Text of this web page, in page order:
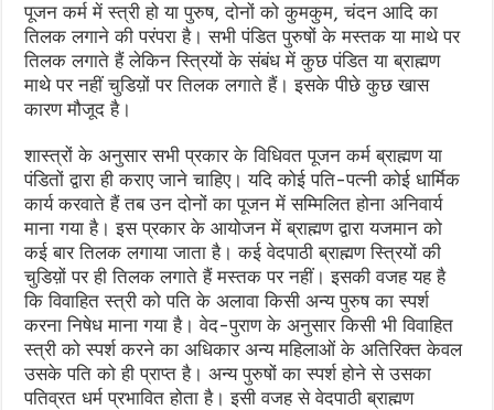
पूजन कर्म में स्त्री हो या पुरुष, दोनों को कुमकुम, चंदन आदि का
तिलक लगाने की परंपरा है। सभी पंडित पुरुषों के मस्तक या माथे पर
तिलक लगाते हैं लेकिन स्त्रियों के संबंध में कुछ पंडित या ब्राह्मण
माथे पर नहीं चुडिय़ों पर तिलक लगाते हैं। इसके पीछे कुछ खास
कारण मौजूद है।
शास्त्रों के अनुसार सभी प्रकार के विधिवत पूजन कर्म ब्राह्मण या
पंडितों द्वारा ही कराए जाने चाहिए। यदि कोई पति-पत्नी कोई धार्मिक
कार्य करवाते हैं तब उन दोनों का पूजन में सम्मिलित होना अनिवार्य
माना गया है। इस प्रकार के आयोजन में ब्राह्मण द्वारा यजमान को
कई बार तिलक लगाया जाता है। कई वेदपाठी ब्राह्मण स्त्रियों की
चुडिय़ों पर ही तिलक लगाते हैं मस्तक पर नहीं। इसकी वजह यह है
कि विवाहित स्त्री को पति के अलावा किसी अन्य पुरुष का स्पर्श
करना निषेध माना गया है। वेद-पुराण के अनुसार किसी भी विवाहित
स्त्री को स्पर्श करने का अधिकार अन्य महिलाओं के अतिरिक्त केवल
उसके पति को ही प्राप्त है। अन्य पुरुषों का स्पर्श होने से उसका
पतिव्रत धर्म प्रभावित होता है। इसी वजह से वेदपाठी ब्राह्मण